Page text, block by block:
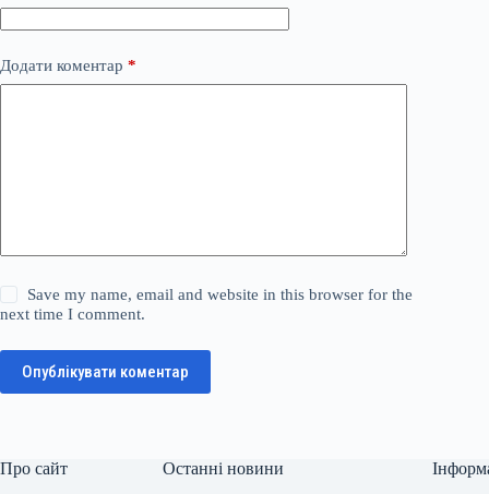
Додати коментар *
Save my name, email and website in this browser for the
next time I comment.
Опублікувати коментар
Про сайт Останні новини